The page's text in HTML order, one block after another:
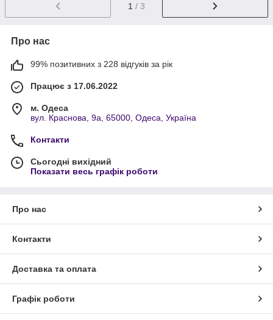
1 / 3
Про нас
99% позитивних з 228 відгуків за рік
Працює з 17.06.2022
м. Одеса
вул. Краснова, 9а, 65000, Одеса, Україна
Контакти
Сьогодні вихідний
Показати весь графік роботи
Про нас
Контакти
Доставка та оплата
Графік роботи